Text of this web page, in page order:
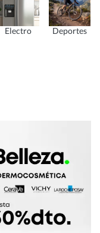
Electro Deportes